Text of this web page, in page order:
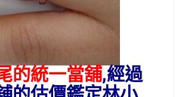
的統一當舖,經過